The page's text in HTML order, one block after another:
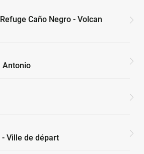
Caño Negro - Volcan
Antonio
Ville de départ